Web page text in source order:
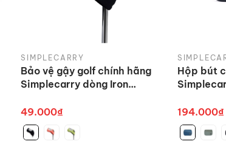
SIMPLECARRY
Bảo vệ gậy golf chính hãng
Simplecarry dòng Iron
49.000₫
Hộp bút
194.000₫